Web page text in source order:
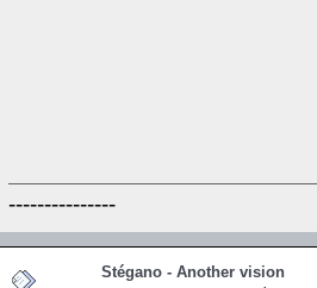
---------------
Stégano - Another vision